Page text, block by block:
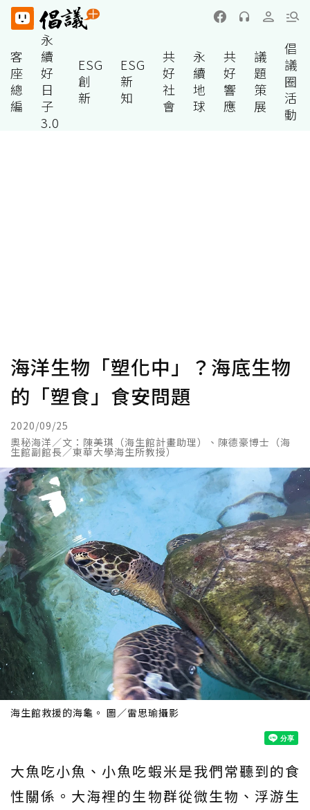
客
座
總
編
永
續
好
日
子
3.0
ESG
創
新
ESG
新
知
共
好
社
會
永
續
地
球
共
好
響
應
議
題
策
展
倡
議
圈
活
動
海洋生物「塑化中」？海底生物
的「塑食」食安問題
2020/09/25
奧秘海洋／文：陳美琪（海生館計畫助理）、陳德豪博士（海
生館副館長／東華大學海生所教授）
海生館救援的海龜。 圖／雷思瑜攝影
大魚吃小魚、小魚吃蝦米是我們常聽到的食
性關係。大海裡的生物群從微生物、浮游生